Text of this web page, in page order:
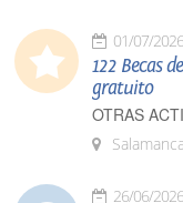
01/07/2026
122 Becas
gratuito
OTRAS
Salamanca
26/06/2026